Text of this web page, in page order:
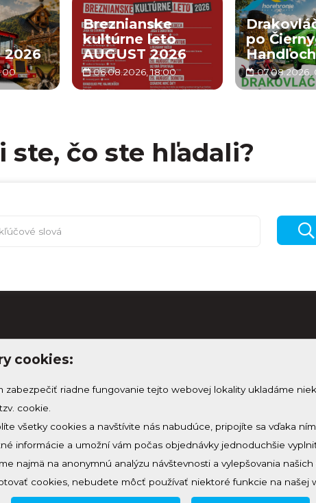
2026
Breznianske
kultúrne leto
AUGUST 2026
06.08.2026, 18:00
po
Handľoch
07.08.2026,
ste, čo ste hľadali?
Zmeniť nastavenie cookies
cookies:
zabezpečiť riadne fungovanie tejto webovej lokality ukladáme
cookie.
všetky cookies a navštívite nás nabudúce, pripojíte sa vďaka
informácie a umožní vám počas objednávky jednoduchšie
najmä na anonymnú analýzu návštevnosti a vylepšovania
cookies, nebudete môcť používať niektoré funkcie na našej